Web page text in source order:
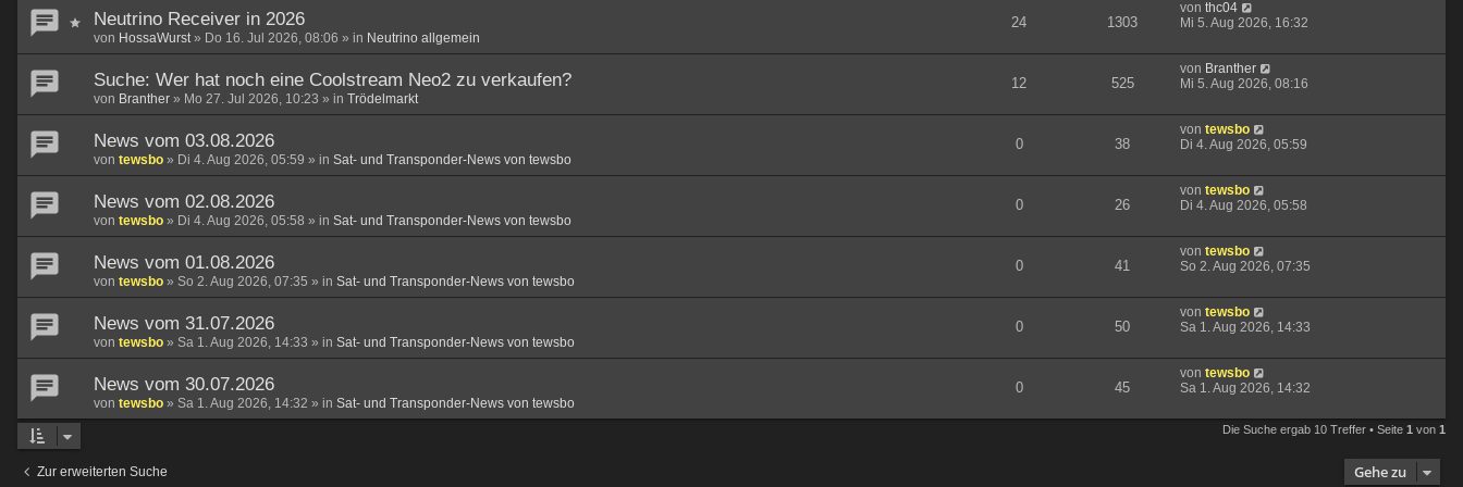
Neutrino Receiver in 2026
von HossaWurst» Do 16. Jul 2026, 08:06 » in Neutrino allgemein
24 1303
von thc04
Mi 5. Aug 2026, 16:32
Suche: Wer hat noch eine Coolstream Neo2 zu verkaufen?
von Branther » Mo 27. Jul 2026, 10:23 » in Trödelmarkt
12 525
von Branther
Mi 5. Aug 2026, 08:16
News vom 03.08.2026
von tewsbo » Di 4. Aug 2026, 05:59 » in Sat- und Transponder-News von tewsbo
0 38
von tewsbo
Di 4. Aug 2026, 05:59
News vom 02.08.2026
von tewsbo » Di 4. Aug 2026, 05:58 » in Sat- und Transponder-News von tewsbo
0 26
von tewsbo
Di 4. Aug 2026, 05:58
News vom 01.08.2026
von tewsbo » So 2. Aug 2026, 07:35 » in Sat- und Transponder-News von tewsbo
0 41
von tewsbo
So 2. Aug 2026, 07:35
News vom 31.07.2026
von tewsbo » Sa 1. Aug 2026, 14:33 » in Sat- und Transponder-News von tewsbo
0 50
von tewsbo
Sa 1. Aug 2026, 14:33
News vom 30.07.2026
von tewsbo » Sa 1. Aug 2026, 14:32 » in Sat- und Transponder-News von tewsbo
0 45
von tewsbo
Sa 1. Aug 2026, 14:32
Die Suche ergab 10 Treffer • Seite 1 von 1
Zur erweiterten Suche Gehe zu